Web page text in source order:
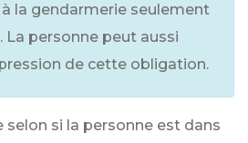
la gendarmerie seulement
La personne peut aussi
de cette obligation.
selon si la personne est dans